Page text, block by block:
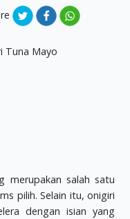
merupakan salah satu
pilih. Selain itu, onigiri
dengan isian yang